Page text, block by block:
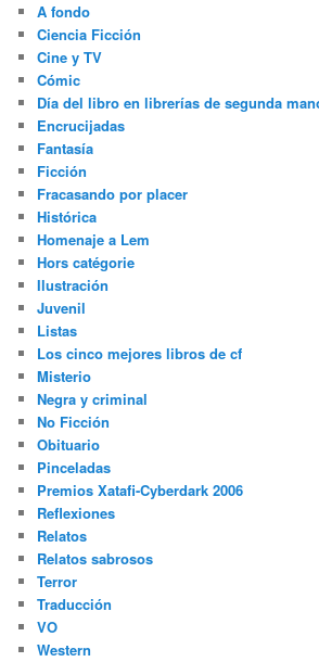
A fondo
Ciencia Ficción
Cine y TV
Cómic
Día del libro en librerías de segunda
Encrucijadas
Fantasía
Ficción
Fracasando por placer
Histórica
Homenaje a Lem
Hors catégorie
Ilustración
Juvenil
Listas
Los cinco mejores libros de cf
Misterio
Negra y criminal
No Ficción
Obituario
Pinceladas
Premios Xatafi-Cyberdark 2006
Reflexiones
Relatos
Relatos sabrosos
Terror
Traducción
VO
Western